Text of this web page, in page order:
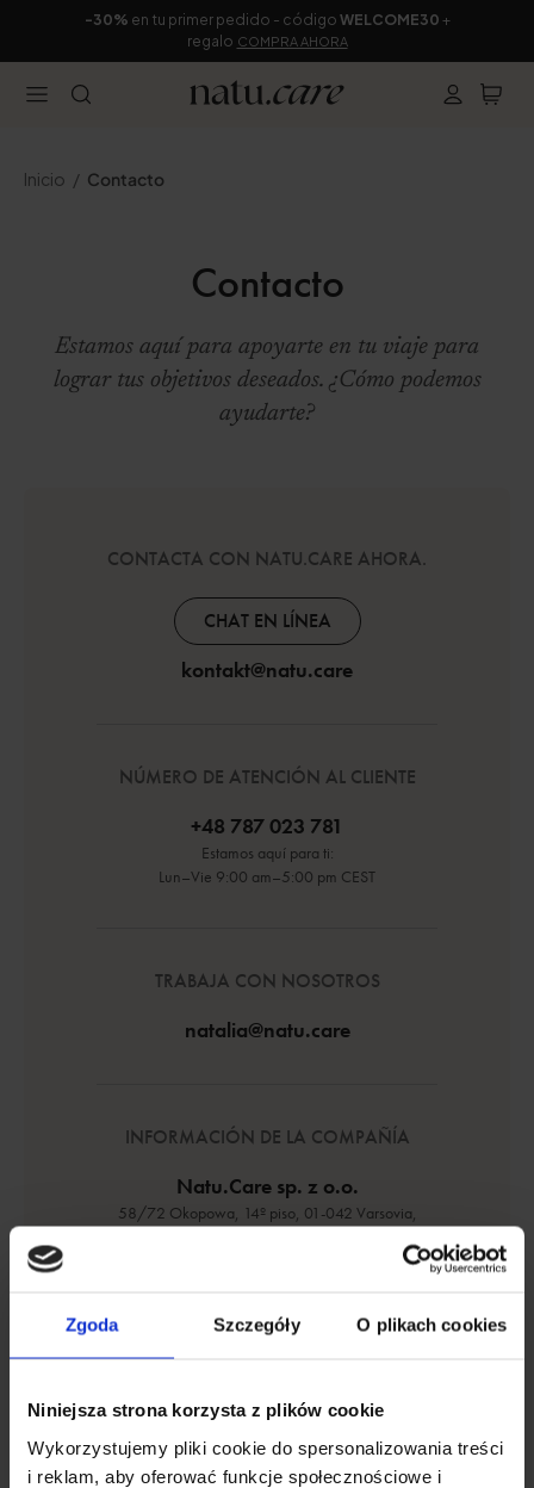
Zgoda Szczegóły O plikach cookies
Niniejsza strona korzysta z plików cookie
Wykorzystujemy pliki cookie do spersonalizowania treści
i reklam, aby oferować funkcje społecznościowe i
-30% en tu primer pedido - código WELCOME30 +
regalo COMPRA AHORA
Inicio Contacto
Contacto
Estamos aquí para apoyarte en tu viaje para
lograr tus objetivos deseados. ¿Cómo podemos
ayudarte?
CONTACTA CON NATU.CARE AHORA.
CHAT EN LÍNEA
kontakt@natu.care
NÚMERO DE ATENCIÓN AL CLIENTE
+48 787 023 781
Estamos aquí para ti:
Lun–Vie 9:00 am–5:00 pm CEST
TRABAJA CON NOSOTROS
natalia@natu.care
INFORMACIÓN DE LA COMPAÑÍA
Natu.Care sp. z o.o.
58/72 Okopowa, 14º piso, 01-042 Varsovia,
ENVÍANOS UN MENSAJE